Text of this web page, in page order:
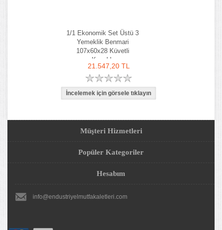
1/1 Ekonomik Set Üstü 3
Yemeklik Benmari
107x60x28 Küvetli
Kapaklı
21.547,20 TL
Müşteri Hizmetleri
Popüler Kategoriler
Hesabım
info@endustriyelmutfakaletleri.com